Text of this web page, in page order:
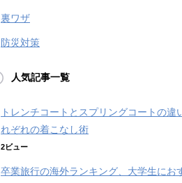
裏ワザ
防災対策
人気記事一覧
トレンチコートとスプリングコートの違
れぞれの着こなし術
2ビュー
卒業旅行の海外ランキング、大学生にお